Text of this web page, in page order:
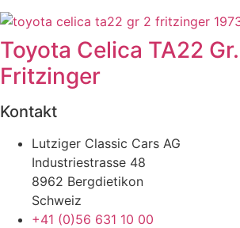
Toyota Celica TA22
Fritzinger
Kontakt
Lutziger Classic Cars AG
Industriestrasse 48
8962 Bergdietikon
Schweiz
+41 (0)56 631 10 00